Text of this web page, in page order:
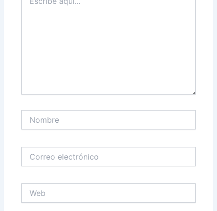
aquí...
electrónico